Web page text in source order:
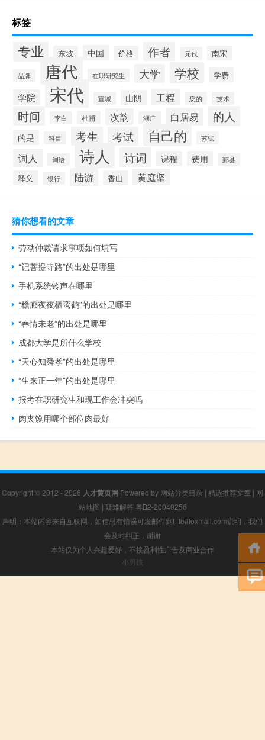
标签
专业 东坡 中国 价格 作者 元代 南宋
品牌 唐代 在职研究生 大学 学校 学费
学院 宋代 宣城 山阴 工程 您的 技术
时间 李白 杜甫 次韵 湖广 白居易 的人
的是 科目 考生 考试 自己的 苏轼
词人 词语 诗人 诗词 课程 费用 鄞县
释义 银行 陆游 香山 黄庭坚
猜你想看的文章
劳动仲裁请求事项如何填写
“记菩提寺路”的出处是哪里
手机系统铃声在哪里
“檐廊夜夜栖鸾鹤”的出处是哪里
“春情未老”的出处是哪里
成都大学是所什么学校
“天心知舜孝”的出处是哪里
“生来正一年”的出处是哪里
报考在职研究生和现工作会冲突吗
肉夹馍用哪个部位肉最好
Copyright © 2012 - 2026 人才黄页网 Powered by 网站分类目录 | 精选推荐文章 | 网
站地图 | 疑难解答 粤B2-20040256
声明：本站内容来自互联网，如信息有错误可发邮件到f_fb#foxmail.com说明，我们
会及时纠正，谢谢
本站仅为个人兴趣爱好，不接盈利性广告及商业合作
小男孩